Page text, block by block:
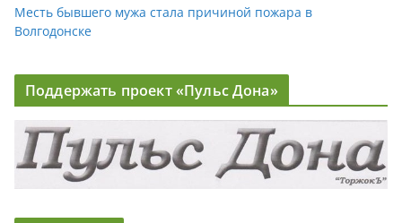
Месть бывшего мужа стала причиной пожара в
Волгодонске
Поддержать проект «Пульс Дона»